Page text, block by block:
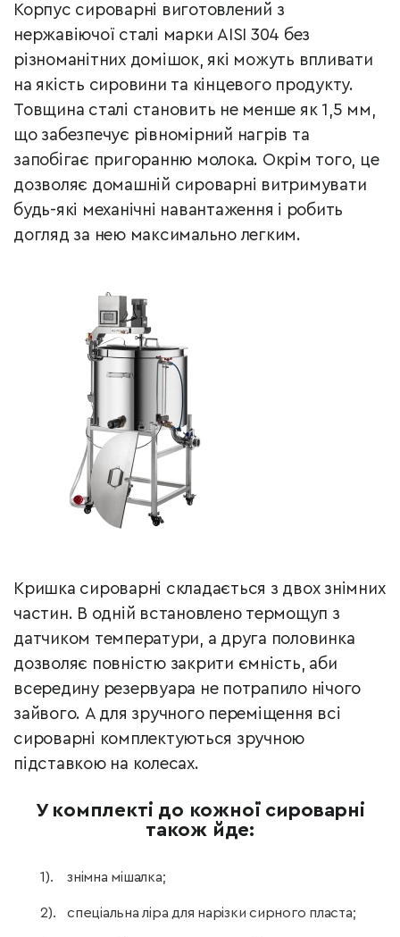
Корпус сироварні виготовлений з
нержавіючої сталі марки AISI 304 без
різноманітних домішок, які можуть впливати
на якість сировини та кінцевого продукту.
Товщина сталі становить не менше як 1,5 мм,
що забезпечує рівномірний нагрів та
запобігає пригоранню молока. Окрім того, це
дозволяє домашній сироварні витримувати
будь-які механічні навантаження і робить
догляд за нею максимально легким.
Кришка сироварні складається з двох знімних
частин. В одній встановлено термощуп з
датчиком температури, а друга половинка
дозволяє повністю закрити ємність, аби
всередину резервуара не потрапило нічого
зайвого. А для зручного переміщення всі
сироварні комплектуються зручною
підставкою на колесах.
У комплекті до кожної сироварні
також йде:
знімна мішалка;
спеціальна ліра для нарізки сирного пласта;